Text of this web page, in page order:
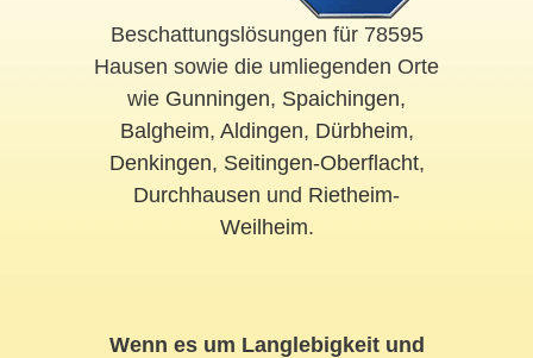
Beschattungslösungen für 78595
Hausen sowie die umliegenden Orte
wie Gunningen, Spaichingen,
Balgheim, Aldingen, Dürbheim,
Denkingen, Seitingen-Oberflacht,
Durchhausen und Rietheim-
Weilheim.
Wenn es um Langlebigkeit und